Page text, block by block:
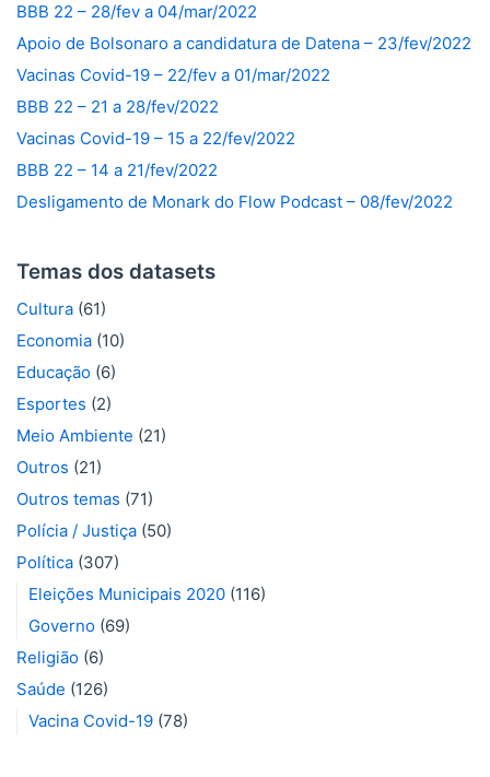
BBB 22 – 28/fev a 04/mar/2022
Apoio de Bolsonaro a candidatura de Datena – 23/fev/2022
Vacinas Covid-19 – 22/fev a 01/mar/2022
BBB 22 – 21 a 28/fev/2022
Vacinas Covid-19 – 15 a 22/fev/2022
BBB 22 – 14 a 21/fev/2022
Desligamento de Monark do Flow Podcast – 08/fev/2022
Temas dos datasets
Cultura (61)
Economia (10)
Educação (6)
Esportes (2)
Meio Ambiente (21)
Outros (21)
Outros temas (71)
Polícia / Justiça (50)
Política (307)
Eleições Municipais 2020 (116)
Governo (69)
Religião (6)
Saúde (126)
Vacina Covid-19 (78)